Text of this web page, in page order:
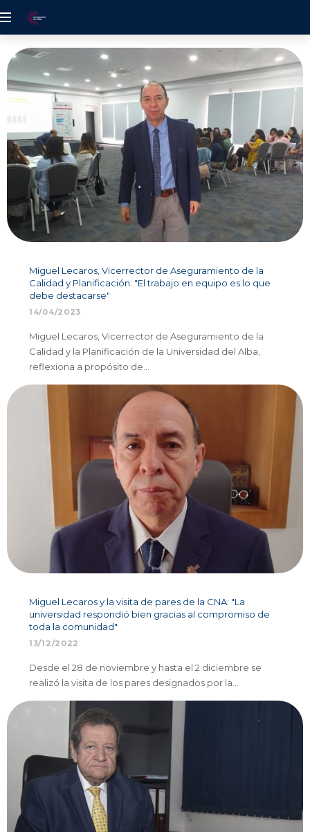
UDELALBA
Miguel Lecaros, Vicerrector de Aseguramiento de la
Calidad y Planificación: "El trabajo en equipo es lo que
debe destacarse"
14/04/2023
Miguel Lecaros, Vicerrector de Aseguramiento de la
Calidad y la Planificación de la Universidad del Alba,
reflexiona a propósito de…
Miguel Lecaros y la visita de pares de la CNA: "La
universidad respondió bien gracias al compromiso de
toda la comunidad"
13/12/2022
Desde el 28 de noviembre y hasta el 2 diciembre se
realizó la visita de los pares designados por la…